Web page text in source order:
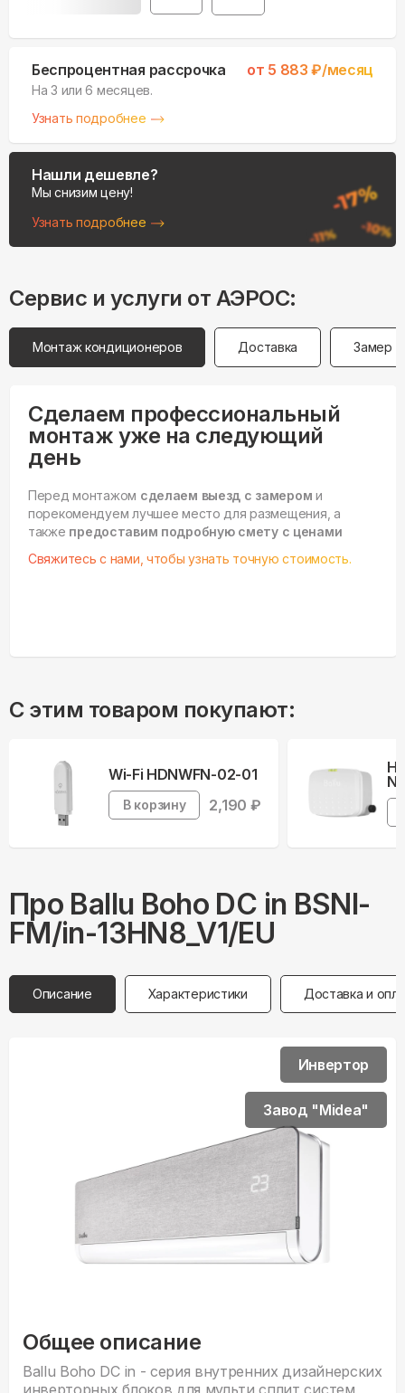
Беспроцентная рассрочка от 5 883 ₽/месяц
На 3 или 6 месяцев.
Узнать подробнее
Нашли дешевле?
Мы снизим цену!
Узнать подробнее
Сервис и услуги от АЭРОС:
Монтаж кондиционеров Доставка Замер
Сделаем профессиональный
монтаж уже на следующий
день
Перед монтажом сделаем выезд с замером и
порекомендуем лучшее место для размещения, а
также предоставим подробную смету с ценами
Свяжитесь с нами, чтобы узнать точную стоимость.
С этим товаром покупают:
Wi-Fi HDNWFN-02-01
В корзину 2,190 ₽
Про Ballu Boho DC in BSNI-
FM/in-13HN8_V1/EU
Описание Характеристики Доставка и
Общее описание
Ballu Boho DC in - серия внутренних дизайнерских
Инвертор
Завод "Midea"